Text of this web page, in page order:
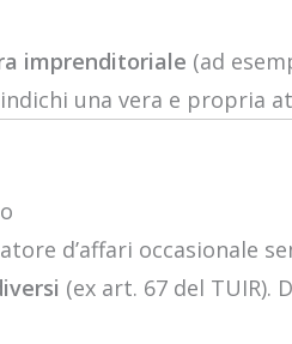
imprenditoriale (ad
una vera e propria
d’affari occasionale
(ex art. 67 del TUIR).